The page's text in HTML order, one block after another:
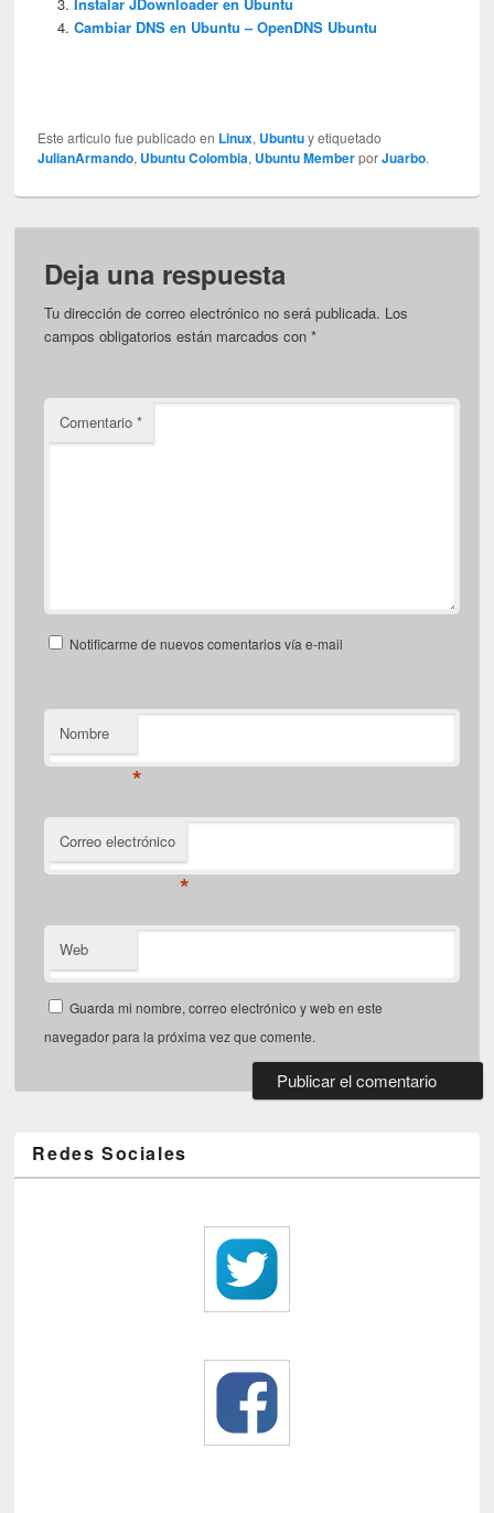
Cambiar DNS en Ubuntu – OpenDNS Ubuntu
Este articulo fue publicado en Linux, Ubuntuy etiquetado
JulianArmando, Ubuntu Colombia, Ubuntu MemberporJuarbo.
Deja una respuesta
Tu dirección de correo electrónico no será publicada. Los
campos obligatorios están marcados con*
Comentario*
Notificarme de nuevos comentarios vía e-mail
Nombre
*
Correo electrónico
*
Web
Guarda mi nombre, correo electrónico y web en este
navegador para la próxima vez que comente.
Redes Sociales